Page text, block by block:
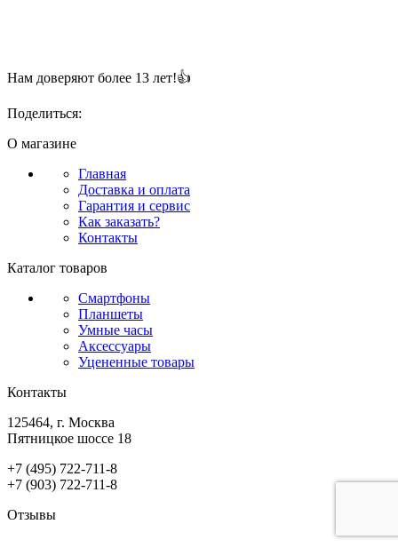
Нам доверяют более 13 лет!👍
Поделиться:
О магазине
Главная
Доставка и оплата
Гарантия и сервис
Как заказать?
Контакты
Каталог товаров
Смартфоны
Планшеты
Умные часы
Аксессуары
Уцененные товары
Контакты
125464, г. Москва
Пятницкое шоссе 18
+7 (495) 722-711-8
+7 (903) 722-711-8
Отзывы